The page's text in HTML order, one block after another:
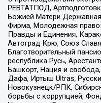
РЕВТАТПОД,
Божией Матери
Фирма, Молодежная
Правды и Единения,
Автоград Крю, Союз
Благотворительный
республика Русь,
Башкорт, Нация и
Дафа, Иртыш Ultras,
Новокузнецк/РПК,
борьбы с коррупцией,